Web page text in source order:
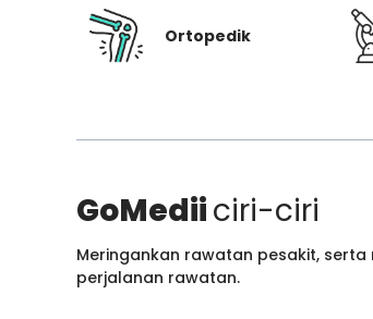
Ortopedik
GoMediiciri-ciri
Meringankan rawatan pesakit,
perjalanan rawatan.